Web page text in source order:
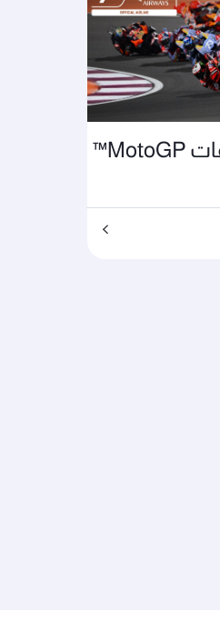
شاهد سباقات MotoGP™